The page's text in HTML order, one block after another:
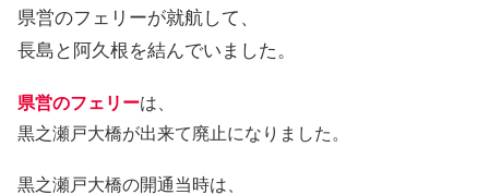
県営のフェリーが就航して、
長島と阿久根を結んでいました。
県営のフェリーは、
黒之瀬戸大橋が出来て廃止になりました。
黒之瀬戸大橋の開通当時は、